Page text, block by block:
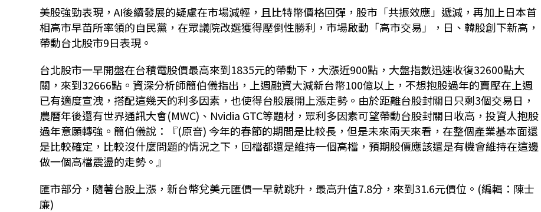
美股強勁表現，AI後續發展的疑慮在市場減輕，且比特幣價格回彈，股市「共振效應」遞減，再加上日本首
相高市早苗所率領的自民黨，在眾議院改選獲得壓倒性勝利，市場啟動「高市交易」，日、韓股創下新高，
帶動台北股市9日表現。
台北股市一早開盤在台積電股價最高來到1835元的帶動下，大漲近900點，大盤指數迅速收復32600點大
關，來到32666點。資深分析師簡伯儀指出，上週融資大減新台幣100億以上，不想抱股過年的賣壓在上週
已有適度宣洩，搭配這幾天的利多因素，也使得台股展開上漲走勢。由於距離台股封關日只剩3個交易日，
農曆年後還有世界通訊大會(MWC) 、 Nvidia GTC等題材，眾利多因素可望帶動台股封關日收高，投資人抱股
過年意願轉強。簡伯儀說：『(原音) 今年的春節的期間是比較長，但是未來兩天來看，在整個產業基本面還
是比較確定，比較沒什麼問題的情況之下，回檔都還是維持一個高檔，預期股價應該還是有機會維持在這邊
做一個高檔震盪的走勢。』
匯市部分，隨著台股上漲，新台幣兌美元匯價一早就跳升，最高升值7.8分，來到31.6元價位。(編輯：陳士
廉)